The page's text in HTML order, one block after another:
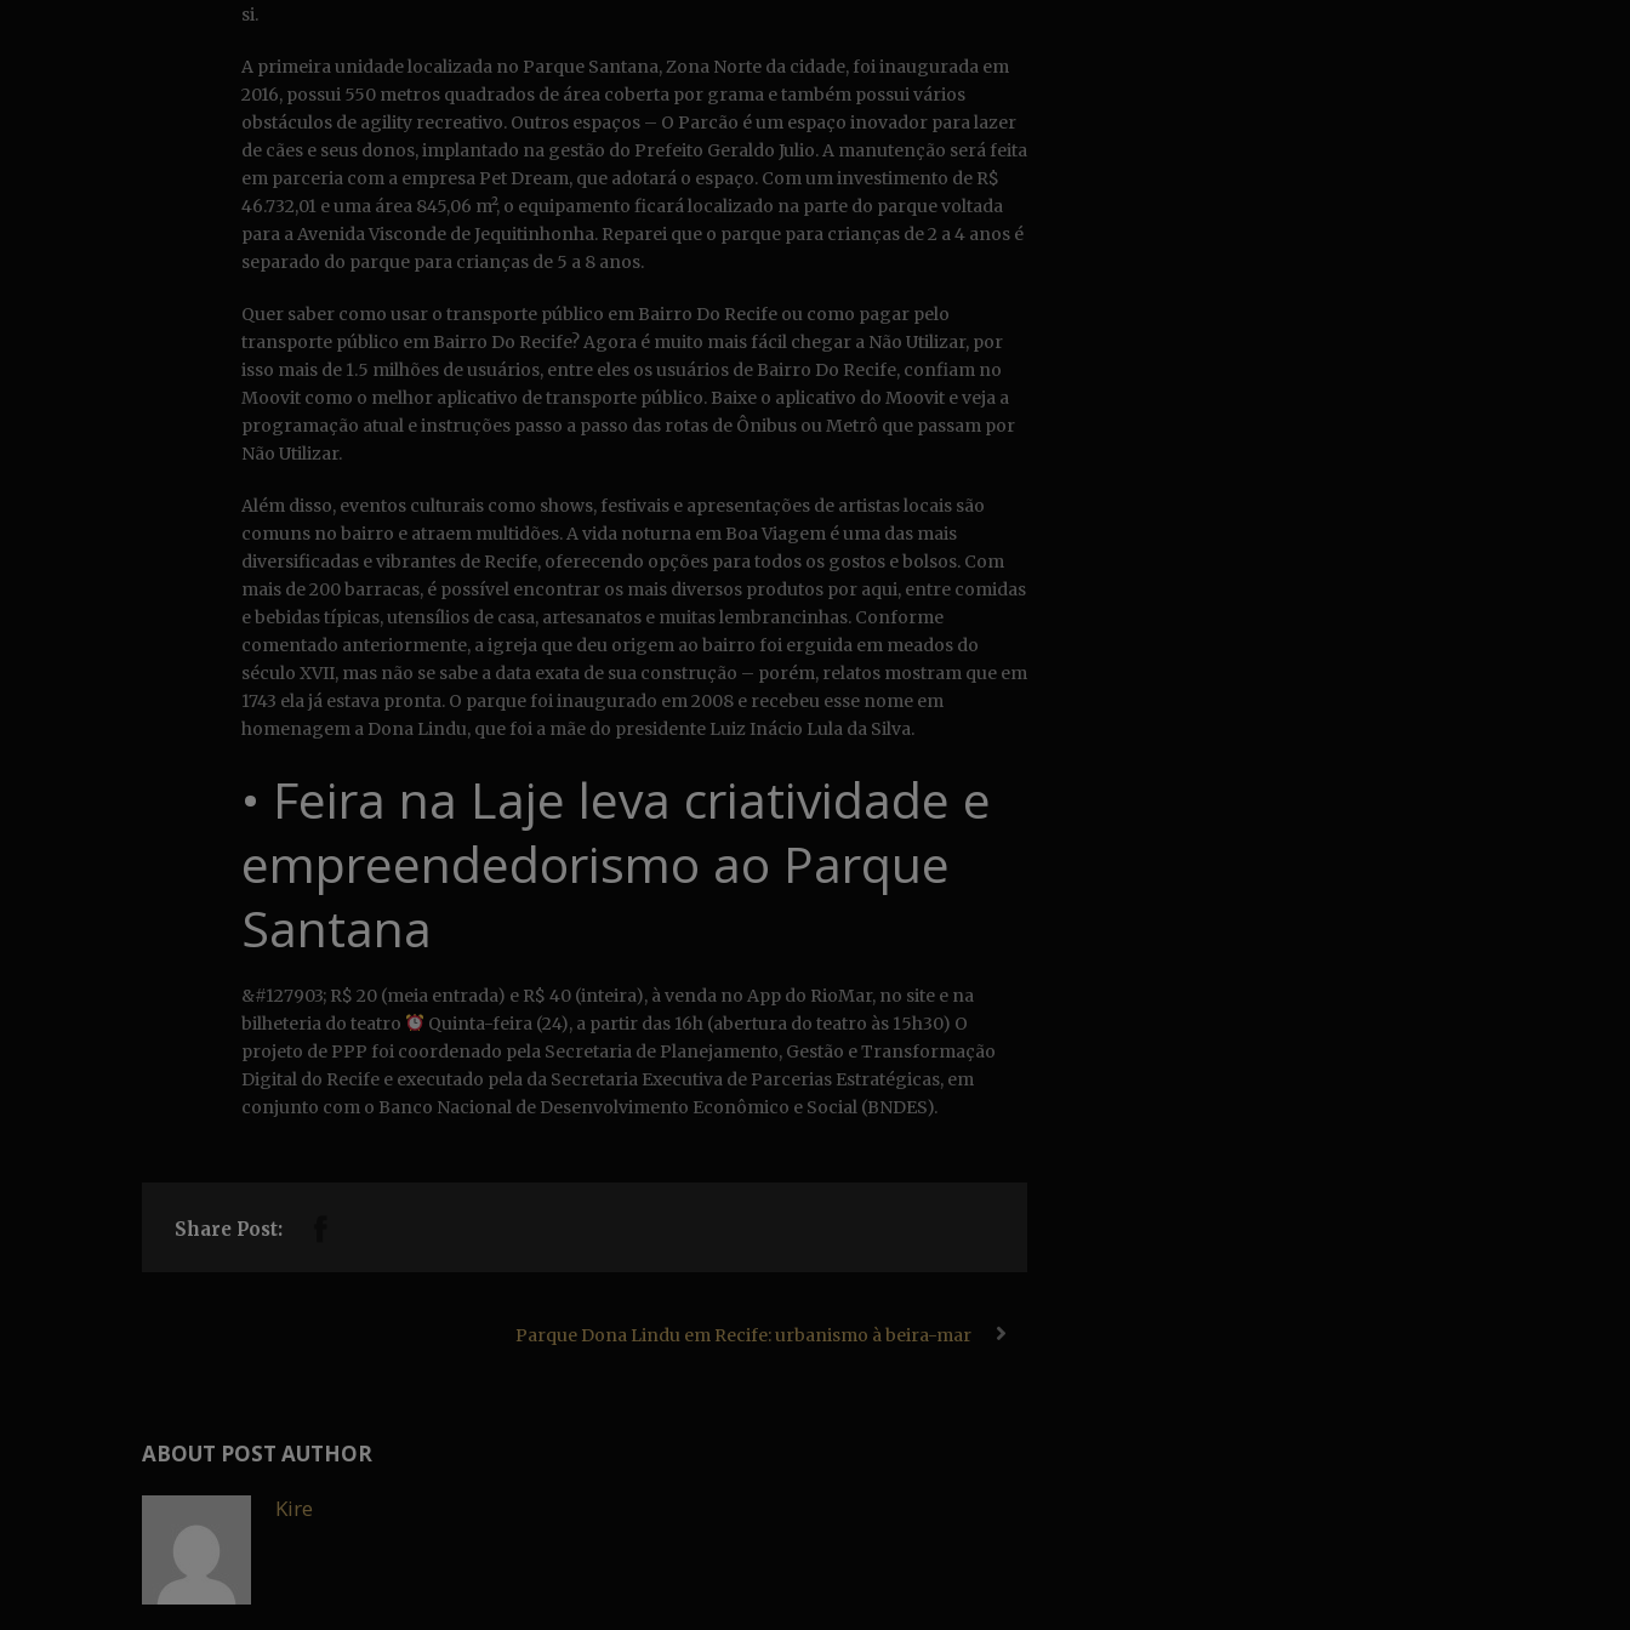
si.
A primeira unidade localizada no Parque Santana, Zona Norte da cidade, foi inaugurada em
2016, possui 550 metros quadrados de área coberta por grama e também possui vários
obstáculos de agility recreativo. Outros espaços – O Parcão é um espaço inovador para lazer
de cães e seus donos, implantado na gestão do Prefeito Geraldo Julio. A manutenção será feita
em parceria com a empresa Pet Dream, que adotará o espaço. Com um investimento de R$
46.732,01 e uma área 845,06 m², o equipamento ficará localizado na parte do parque voltada
para a Avenida Visconde de Jequitinhonha. Reparei que o parque para crianças de 2 a 4 anos é
separado do parque para crianças de 5 a 8 anos.
Quer saber como usar o transporte público em Bairro Do Recife ou como pagar pelo
transporte público em Bairro Do Recife? Agora é muito mais fácil chegar a Não Utilizar, por
isso mais de 1.5 milhões de usuários, entre eles os usuários de Bairro Do Recife, confiam no
Moovit como o melhor aplicativo de transporte público. Baixe o aplicativo do Moovit e veja a
programação atual e instruções passo a passo das rotas de Ônibus ou Metrô que passam por
Não Utilizar.
Além disso, eventos culturais como shows, festivais e apresentações de artistas locais são
comuns no bairro e atraem multidões. A vida noturna em Boa Viagem é uma das mais
diversificadas e vibrantes de Recife, oferecendo opções para todos os gostos e bolsos. Com
mais de 200 barracas, é possível encontrar os mais diversos produtos por aqui, entre comidas
e bebidas típicas, utensílios de casa, artesanatos e muitas lembrancinhas. Conforme
comentado anteriormente, a igreja que deu origem ao bairro foi erguida em meados do
século XVII, mas não se sabe a data exata de sua construção – porém, relatos mostram que em
1743 ela já estava pronta. O parque foi inaugurado em 2008 e recebeu esse nome em
homenagem a Dona Lindu, que foi a mãe do presidente Luiz Inácio Lula da Silva.
• Feira na Laje leva criatividade e
empreendedorismo ao Parque
Santana
&#127903; R$ 20 (meia entrada) e R$ 40 (inteira), à venda no App do RioMar, no site e na
bilheteria do teatro
Quinta-feira (24), a partir das 16h (abertura do teatro às 15h30) O
projeto de PPP foi coordenado pela Secretaria de Planejamento, Gestão e Transformação
Digital do Recife e executado pela da Secretaria Executiva de Parcerias Estratégicas, em
conjunto com o Banco Nacional de Desenvolvimento Econômico e Social (BNDES).
Share Post:
Parque Dona Lindu em Recife: urbanismo à beira-mar
ABOUT POST AUTHOR
Kire